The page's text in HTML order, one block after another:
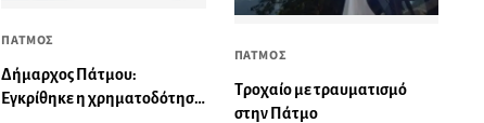
ΠΑΤΜΟΣ
Δήμαρχος Πάτμου:
Εγκρίθηκε η χρηματοδότηση
ΠΑΤΜΟΣ
Τροχαίο με τραυματισμό
στην Πάτμο